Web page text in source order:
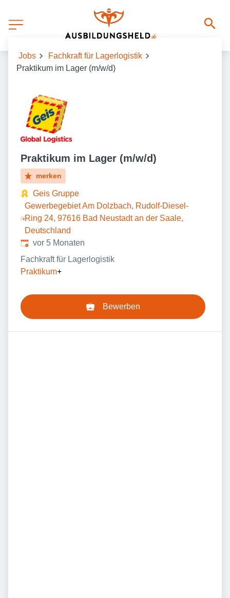
Jobs
Fachkraft für Lagerlogistik
Praktikum im Lager (m/w/d)
Praktikum im Lager (m/w/d)
merken
Geis Gruppe
Gewerbegebiet Am Dolzbach, Rudolf-Diesel-
Ring 24, 97616 Bad Neustadt an der Saale,
Deutschland
Veröffentlicht:
vor 5 Monaten
Fachkraft für Lagerlogistik
Praktikum+
Bewerben